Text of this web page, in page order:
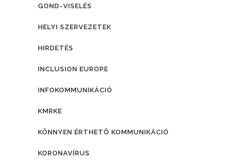
GOND-VISELÉS
HELYI SZERVEZETEK
HIRDETÉS
INCLUSION EUROPE
INFOKOMMUNIKÁCIÓ
KMRKE
KÖNNYEN ÉRTHETŐ KOMMUNIKÁCIÓ
KORONAVÍRUS